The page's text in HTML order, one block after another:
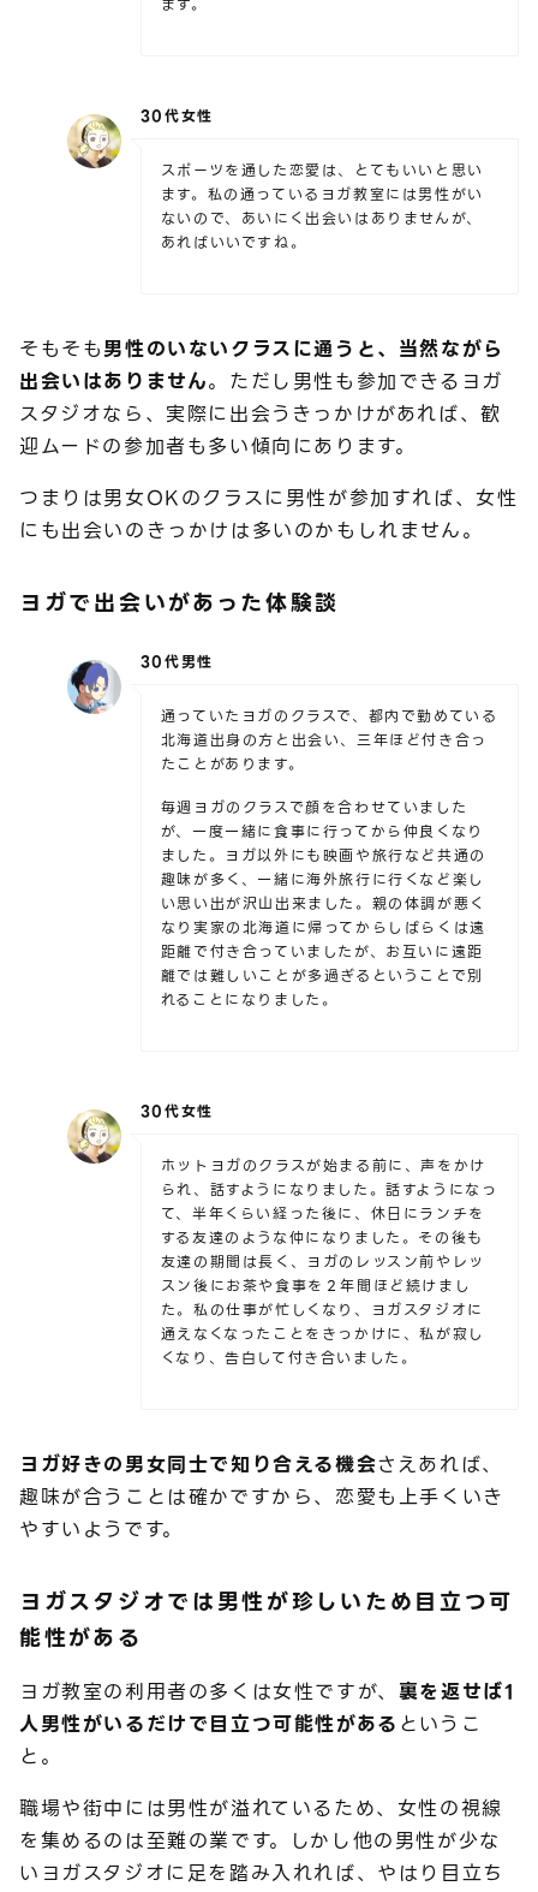
30代女性
スポーツを通した恋愛は、とてもいいと思い
ます。私の通っているヨガ教室には男性がい
ないので、あいにく出会いはありませんが、
あればいいですね。
そもそも男性のいないクラスに通うと、当然ながら
出会いはありません。ただし男性も参加できるヨガ
スタジオなら、実際に出会うきっかけがあれば、歓
迎ムードの参加者も多い傾向にあります。
つまりは男女OKのクラスに男性が参加すれば、女性
にも出会いのきっかけは多いのかもしれません。
ヨガで出会いがあった体験談
30代男性
通っていたヨガのクラスで、都内で勤めている
北海道出身の方と出会い、三年ほど付き合っ
たことがあります。
毎週ヨガのクラスで顔を合わせていました
が、一度一緒に食事に行ってから仲良くなり
ました。ヨガ以外にも映画や旅行など共通の
趣味が多く、一緒に海外旅行に行くなど楽し
い思い出が沢山出来ました。親の体調が悪く
なり実家の北海道に帰ってからしばらくは遠
距離で付き合っていましたが、お互いに遠距
離では難しいことが多過ぎるということで別
れることになりました。
30代女性
ホットヨガのクラスが始まる前に、声をかけ
られ、話すようになりました。話すようになっ
て、半年くらい経った後に、休日にランチを
する友達のような仲になりました。その後も
友達の期間は長く、ヨガのレッスン前やレッ
スン後にお茶や食事を２年間ほど続けまし
た。私の仕事が忙しくなり、ヨガスタジオに
通えなくなったことをきっかけに、私が寂し
くなり、告白して付き合いました。
ヨガ好きの男女同士で知り合える機会さえあれば、
趣味が合うことは確かですから、恋愛も上手くいき
やすいようです。
ヨガスタジオでは男性が珍しいため目立つ可
能性がある
ヨガ教室の利用者の多くは女性ですが、 裏を返せば1
人男性がいるだけで目立つ可能性がある というこ
と。
職場や街中には男性が溢れているため、女性の視線
を集めるのは至難の業です。しかし他の男性が少な
いヨガスタジオに足を踏み入れれば、やはり目立ち